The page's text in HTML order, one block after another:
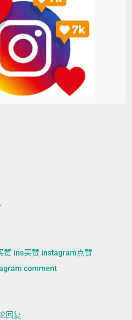
赞 ins买赞 instagram点赞
comment
回复